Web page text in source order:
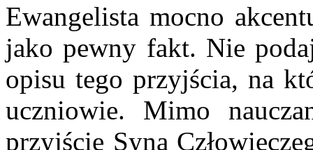
Ewangelista mocno
jako pewny fakt. Nie
opisu tego przyjścia, na
uczniowie. Mimo
przyjście Syna